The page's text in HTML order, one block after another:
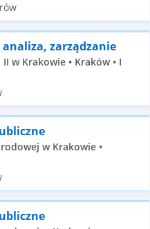
zarządzanie
w Krakowie • Kraków • I
w Krakowie •